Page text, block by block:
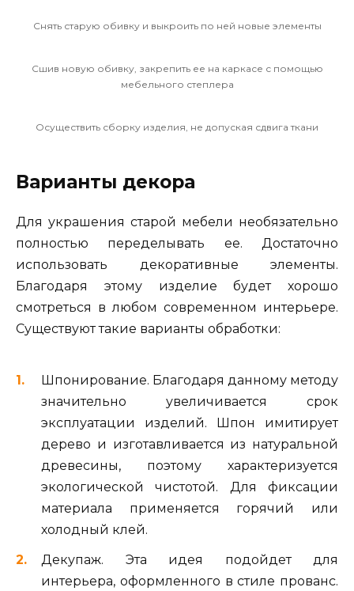
Снять старую обивку и выкроить по ней новые элементы
Сшив новую обивку, закрепить ее на каркасе с помощью
мебельного степлера
Осуществить сборку изделия, не допуская сдвига ткани
Варианты декора
Для украшения старой мебели необязательно
полностью переделывать ее. Достаточно
использовать декоративные элементы.
Благодаря этому изделие будет хорошо
смотреться в любом современном интерьере.
Существуют такие варианты обработки:
Шпонирование. Благодаря данному методу
значительно увеличивается срок
эксплуатации изделий. Шпон имитирует
дерево и изготавливается из натуральной
древесины, поэтому характеризуется
экологической чистотой. Для фиксации
материала применяется горячий или
холодный клей.
Декупаж. Эта идея подойдет для
интерьера, оформленного в стиле прованс.